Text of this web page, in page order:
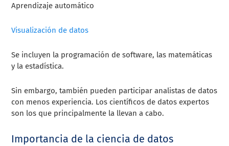
Aprendizaje automático
Visualización de datos
Se incluyen la programación de software, las matemáticas
y la estadística.
Sin embargo, también pueden participar analistas de datos
con menos experiencia. Los científicos de datos expertos
son los que principalmente la llevan a cabo.
Importancia de la ciencia de datos